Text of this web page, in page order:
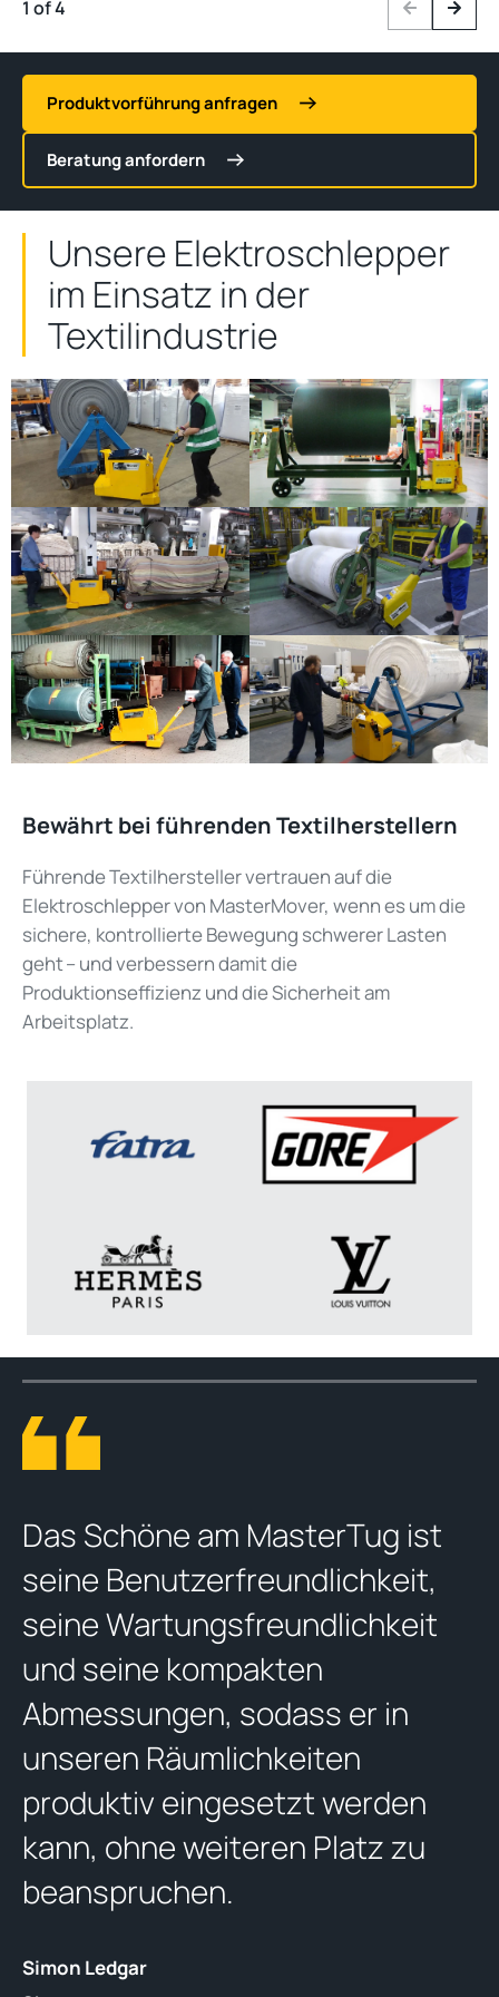
1 of 4 PreviousNext
Produktvorführung anfragen
Beratung anfordern
Unsere Elektroschlepper
im Einsatz in der
Textilindustrie
Bewährt bei führenden Textilherstellern
Führende Textilhersteller vertrauen auf die
Elektroschlepper von MasterMover, wenn es um die
sichere, kontrollierte Bewegung schwerer Lasten
geht – und verbessern damit die
Produktionseffizienz und die Sicherheit am
Arbeitsplatz.
Das Schöne am MasterTug ist
seine Benutzerfreundlichkeit,
seine Wartungsfreundlichkeit
und seine kompakten
Abmessungen, sodass er in
unseren Räumlichkeiten
produktiv eingesetzt werden
kann, ohne weiteren Platz zu
beanspruchen.
Simon Ledgar